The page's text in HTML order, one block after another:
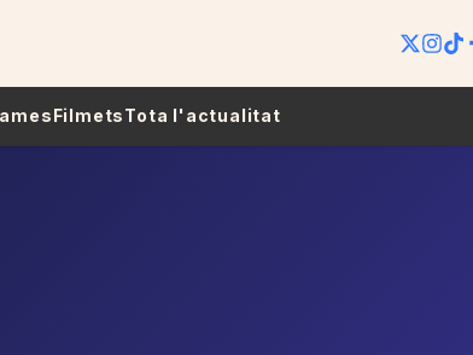
FilmetsTota l'actualitat